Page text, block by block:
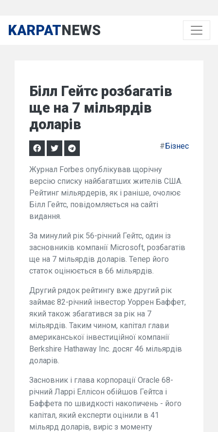
KARPATNEWS
Білл Гейтс розбагатів
ще на 7 мільярдів
доларів
#Бізнес
Журнал Forbes опублікував щорічну
версію списку найбагатших жителів США.
Рейтинг мільярдерів, як і раніше, очолює
Білл Гейтс, повідомляється на сайті
видання.
За минулий рік 56-річний Гейтс, один із
засновників компанії Microsoft, розбагатів
ще на 7 мільярдів доларів. Тепер його
статок оцінюється в 66 мільярдів.
Другий рядок рейтингу вже другий рік
займає 82-річний інвестор Уоррен Баффет,
який також збагатився за рік на 7
мільярдів. Таким чином, капітал глави
американської інвестиційної компанії
Berkshire Hathaway Inc. досяг 46 мільярдів
доларів.
Засновник і глава корпорації Oracle 68-
річний Ларрі Еллісон обійшов Гейтса і
Баффета по швидкості накопичень - його
капітал, який експерти оцінили в 41
мільярд доларів, виріс з моменту